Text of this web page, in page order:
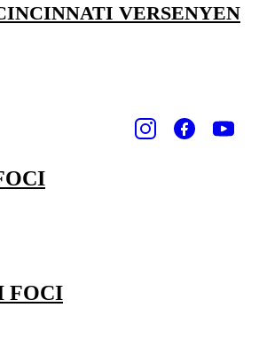
VERSENYEN
FOCI